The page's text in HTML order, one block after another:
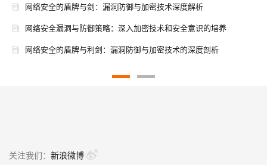
网络安全的盾牌与剑：漏洞防御与加密技术深度解析
网络安全漏洞与防御策略：深入加密技术和安全意识的培养
网络安全的盾牌与利剑：漏洞防御与加密技术的深度剖析
关注我们： 新浪微博